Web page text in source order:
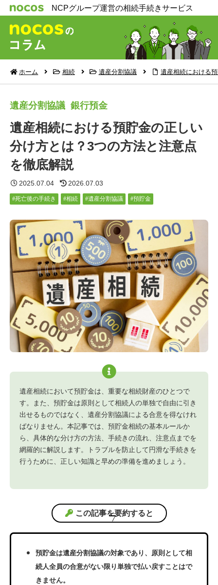
NCPグループ運営の相続手続きサービス
ホーム 相続 遺産分割協議 遺産相続における
遺産分割協議 銀行預金
遺産相続における預貯金の正しい
分け方とは？3つの方法と注意点
を徹底解説
2025.07.04 2026.07.03
死亡後の手続き 相続 遺産分割協議 預貯金
遺産相続において預貯金は、重要な相続財産のひとつで
す。また、預貯金は原則として相続人の単独で自由に引き
出せるものではなく、遺産分割協議による合意を得なけれ
ばなりません。本記事では、預貯金相続の基本ルールか
ら、具体的な分け方の方法、手続きの流れ、注意点までを
網羅的に解説します。トラブルを防止して円滑な手続きを
行うために、正しい知識と早めの準備を進めましょう。
この記事を要約すると
預貯金は遺産分割協議の対象であり、原則として相
続人全員の合意がない限り単独で払い戻すことはで
きません。